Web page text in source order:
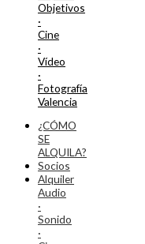
Objetivos
·
Cine
·
Vídeo
·
Fotografía
Valencia
¿CÓMO
SE
ALQUILA?
Socios
Alquiler
Audio
·
Sonido
·